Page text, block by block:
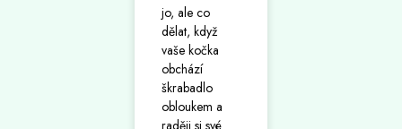
jo, ale co
dělat, když
vaše kočka
obchází
škrabadlo
obloukem a
raději si své